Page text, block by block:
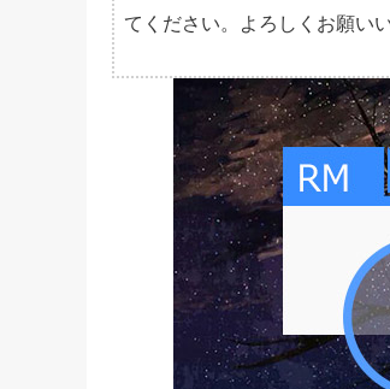
てください。よろしくお願い